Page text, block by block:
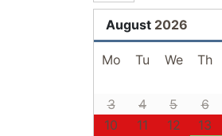
August 2026
Mo Tu We Th
3
4 5 6
10
11 12 13